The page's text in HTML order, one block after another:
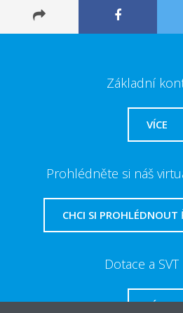
Základní
VÍCE
Prohlédněte si náš
CHCI SI PROHLÉDNOUT
Dotace a
VÍCE